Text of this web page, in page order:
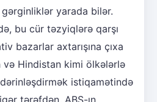
yarada bilər.
bu cür təzyiqlərə qarşı
bazarlar axtarışına çıxa
və Hindistan kimi ölkələrlə
dərinləşdirmək istiqamətində
tərəfdən, ABŞ-ın